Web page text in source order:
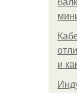
и